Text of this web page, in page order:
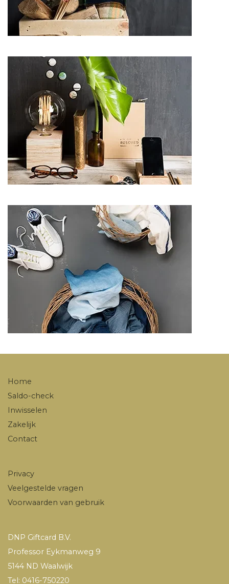
Home
Saldo-check
Inwisselen
Zakelijk
Contact
Privacy
Veelgestelde vragen
Voorwaarden van gebruik
DNP Giftcard B.V.
Professor Eykmanweg 9
5144 ND Waalwijk
Tel: 0416-750220